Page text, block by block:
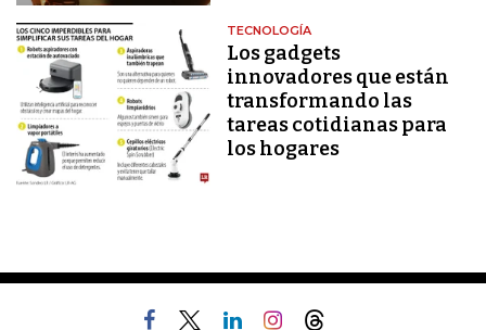
TECNOLOGÍA
Los gadgets
innovadores que están
transformando las
tareas cotidianas para
los hogares